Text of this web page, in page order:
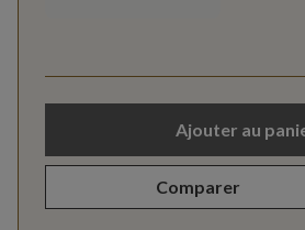
Ajouter au
Comparer